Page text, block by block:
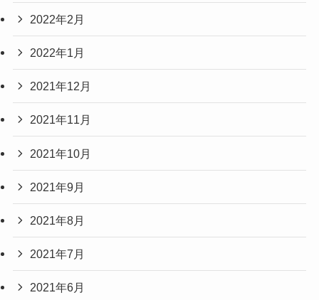
2022年2月
2022年1月
2021年12月
2021年11月
2021年10月
2021年9月
2021年8月
2021年7月
2021年6月